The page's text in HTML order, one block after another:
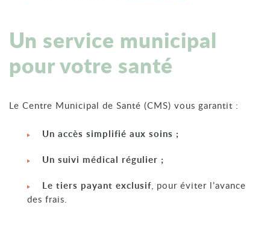
Un service municipal
pour votre santé
Le Centre Municipal de Santé (CMS) vous garantit :
Un accès simplifié aux soins ;
Un suivi médical régulier ;
Le tiers payant exclusif , pour éviter l’avance
des frais.